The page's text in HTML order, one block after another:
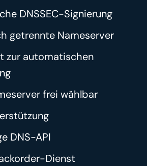
DNSSEC-Signierung
getrennte Nameserver
zur automatischen
frei wählbar
DNS-API
Dienst